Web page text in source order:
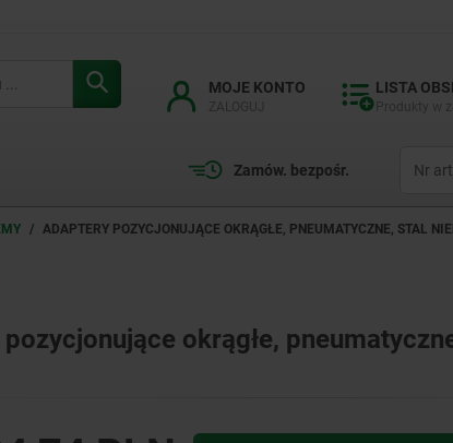
MOJE KONTO LISTA
Zamów. bezpośr.
ADAPTERY POZYCJONUJĄCE OKRĄGŁE, PNEUMATYCZNE, STAL
okrągłe,